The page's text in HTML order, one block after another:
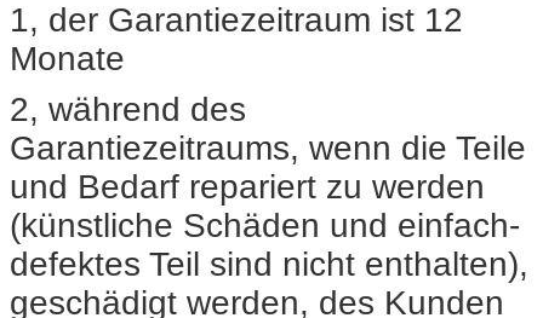
1, der Garantiezeitraum ist 12
Monate
2, während des
Garantiezeitraums, wenn die Teile
und Bedarf repariert zu werden
(künstliche Schäden und einfach-
defektes Teil sind nicht enthalten),
geschädigt werden, des Kunden